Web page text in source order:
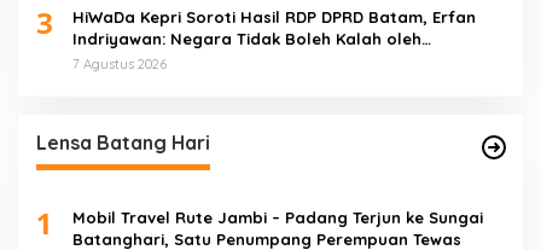
3
HiWaDa Kepri Soroti Hasil RDP DPRD Batam, Erfan
Indriyawan: Negara Tidak Boleh Kalah oleh
Maladministrasi
7 Agustus 2026
Lensa Batang Hari
1
Mobil Travel Rute Jambi – Padang Terjun ke Sungai
Batanghari, Satu Penumpang Perempuan Tewas